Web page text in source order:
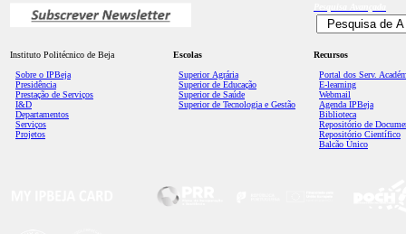
Instituto Politécnico de Beja
Sobre o IPBeja
Presidência
Prestação de Serviços
I&D
Departamentos
Serviços
Projetos
Escolas
Superior Agrária
Superior de Educação
Superior de Saúde
Superior de Tecnologia e Gestão
Recursos
Portal dos Serv.
E-learning
Webmail
Agenda IPBeja
Biblioteca
Repositório de
Repositório Científico
Balcão Único